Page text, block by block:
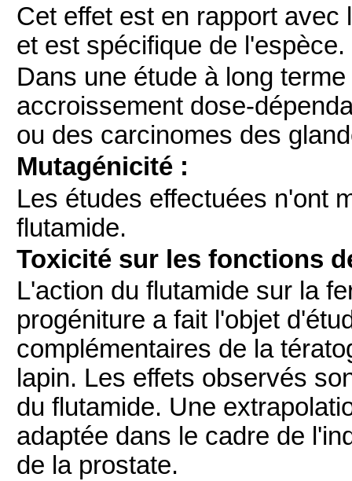
Cet effet est en rapport
et est spécifique de l'espèce.
Dans une étude à long
accroissement dose-
ou des carcinomes des
Mutagénicité :
Les études effectuées n'ont
flutamide.
Toxicité sur les fonctions
L'action du flutamide sur la
progéniture a fait l'objet
complémentaires de la
lapin. Les effets observés
du flutamide. Une
adaptée dans le cadre de
de la prostate.